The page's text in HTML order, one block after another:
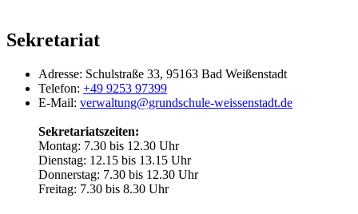
Sekretariat
Adresse: Schulstraße 33, 95163 Bad Weißenstadt
Telefon: +49 9253 97399
E-Mail: verwaltung@grundschule-weissenstadt.de
Sekretariatszeiten:
Montag: 7.30 bis 12.30 Uhr
Dienstag: 12.15 bis 13.15 Uhr
Donnerstag: 7.30 bis 12.30 Uhr
Freitag: 7.30 bis 8.30 Uhr